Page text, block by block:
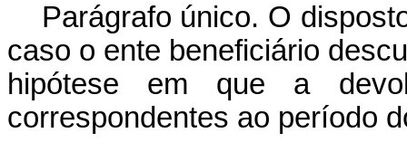
Parágrafo único. O
caso o ente beneficiário
hipótese em que a
correspondentes ao período